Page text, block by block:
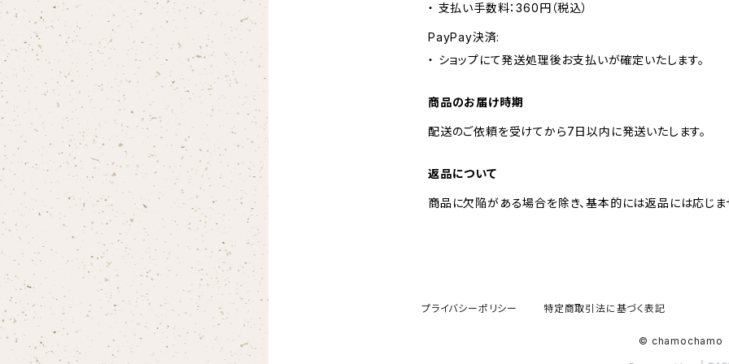
・ 支払い手数料：360円（税込）
PayPay決済:
・ ショップにて発送処理後お支払いが確定いたします。
商品のお届け時期
配送のご依頼を受けてから7日以内に発送いたします。
返品について
商品に欠陥がある場合を除き、基本的には返品には応じま
プライバシーポリシー 特定商取引法に基づく表記
© chamochamo